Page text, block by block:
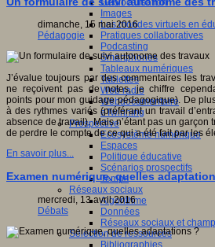
Géolocalisation
Images
Les mondes virtuels en
Pratiques collaboratives
Podcasting
Smartphones
Tableaux numériques
Tablettes
Web radio
Webdocumentaire
eTwinning
Prospective
Ecosystème numérique
Espaces
Politique éducative
Scénarios prospectifs
Temps
Réseaux sociaux
Algorithme
Données
Réseaux sociaux et
Sélection de ressources
Bibliographies
dimanche, 15 mai 2016
Pédagogie
J’évalue toujours par des commentaires les
ne reçoivent pas de notes, je chiffre
points pour mon guidage pédagogique). De
à des rythmes variés (préférant un travail
absence de travail). Mais n’étant pas un garçon
de perdre le compte de ce qui a été fait par les
En savoir plus...
Examen numérique, quelles
mercredi, 13 avril 2016
Débats